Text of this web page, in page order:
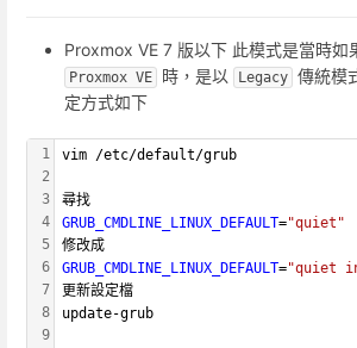
Proxmox VE 7 版以下 此模式是當時如
Proxmox VE 時，是以 Legacy 傳統模
定方式如下
1
2
3
4
5
6
7
8
9
vim /etc/default/grub
尋找
GRUB_CMDLINE_LINUX_DEFAULT="quiet"
修改成
GRUB_CMDLINE_LINUX_DEFAULT="quiet
更新設定檔
update-grub